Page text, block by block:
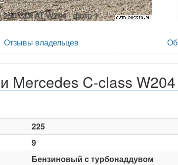
250 CDI AT W204 - фото 2
Отзывы владельцев
Mercedes C-class W204
225
9
Бензиновый c турбонаддувом